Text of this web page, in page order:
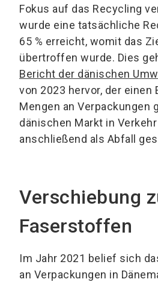
Fokus auf das Recycling
wurde eine tatsächliche
65 % erreicht, womit das
übertroffen wurde. Dies
Bericht der dänischen
von 2023 hervor, der einen
Mengen an Verpackungen
dänischen Markt in
anschließend als Abfall
Verschiebung
Faserstoffen
Im Jahr 2021 belief sich
an Verpackungen in